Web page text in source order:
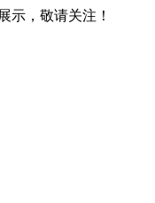
示，敬请关注！